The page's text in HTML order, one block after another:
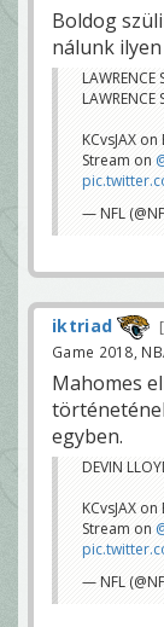
Boldog
nálunk ilyen
LAWRENCE
LAWRENCE
KCvsJAX on
Stream on
— NFL
iktriad
Game 2018,
Mahomes
egyben.
DEVIN
KCvsJAX on
Stream on
— NFL